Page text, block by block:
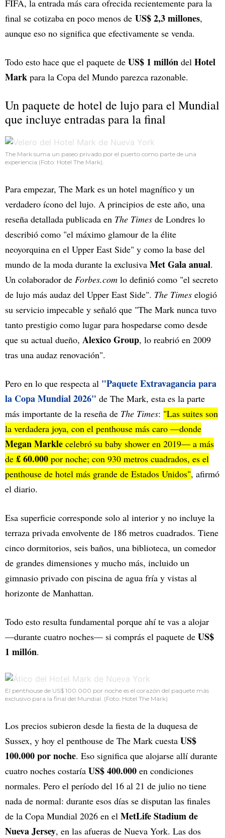
FIFA, la entrada más cara ofrecida recientemente para la
final se cotizaba en poco menos de US$ 2,3 millones,
aunque eso no significa que efectivamente se venda.
Todo esto hace que el paquete de US$ 1 millón del Hotel
Mark para la Copa del Mundo parezca razonable.
Un paquete de hotel de lujo para el Mundial
que incluye entradas para la final
The Mark suma un paseo privado por el puerto como parte de una
experiencia (Foto: Hotel The Mark).
Para empezar, The Mark es un hotel magnífico y un
verdadero ícono del lujo. A principios de este año, una
reseña detallada publicada en The Times de Londres lo
describió como "el máximo glamour de la élite
neoyorquina en el Upper East Side" y como la base del
mundo de la moda durante la exclusiva Met Gala anual.
Un colaborador de Forbes.com lo definió como "el secreto
de lujo más audaz del Upper East Side". The Times elogió
su servicio impecable y señaló que "The Mark nunca tuvo
tanto prestigio como lugar para hospedarse como desde
que su actual dueño, Alexico Group, lo reabrió en 2009
tras una audaz renovación".
Pero en lo que respecta al "Paquete Extravagancia para
la Copa Mundial 2026" de The Mark, esta es la parte
más importante de la reseña de The Times: "Las suites son
la verdadera joya, con el penthouse más caro —donde
Megan Markle celebró su baby shower en 2019— a más
de £ 60.000 por noche; con 930 metros cuadrados, es el
penthouse de hotel más grande de Estados Unidos", afirmó
el diario.
Esa superficie corresponde solo al interior y no incluye la
terraza privada envolvente de 186 metros cuadrados. Tiene
cinco dormitorios, seis baños, una biblioteca, un comedor
de grandes dimensiones y mucho más, incluido un
gimnasio privado con piscina de agua fría y vistas al
horizonte de Manhattan.
Todo esto resulta fundamental porque ahí te vas a alojar
—durante cuatro noches— si comprás el paquete de US$
1 millón.
El penthouse de US$ 100.000 por noche es el corazón del paquete más
exclusivo para la final del Mundial. (Foto: Hotel The Mark)
Los precios subieron desde la fiesta de la duquesa de
Sussex, y hoy el penthouse de The Mark cuesta US$
100.000 por noche. Eso significa que alojarse allí durante
cuatro noches costaría US$ 400.000 en condiciones
normales. Pero el período del 16 al 21 de julio no tiene
nada de normal: durante esos días se disputan las finales
de la Copa Mundial 2026 en el MetLife Stadium de
Nueva Jersey, en las afueras de Nueva York. Las dos